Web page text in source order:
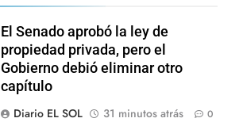
El Senado aprobó la ley de
propiedad privada, pero el
Gobierno debió eliminar otro
capítulo
Diario EL SOL
31 minutos atrás 0